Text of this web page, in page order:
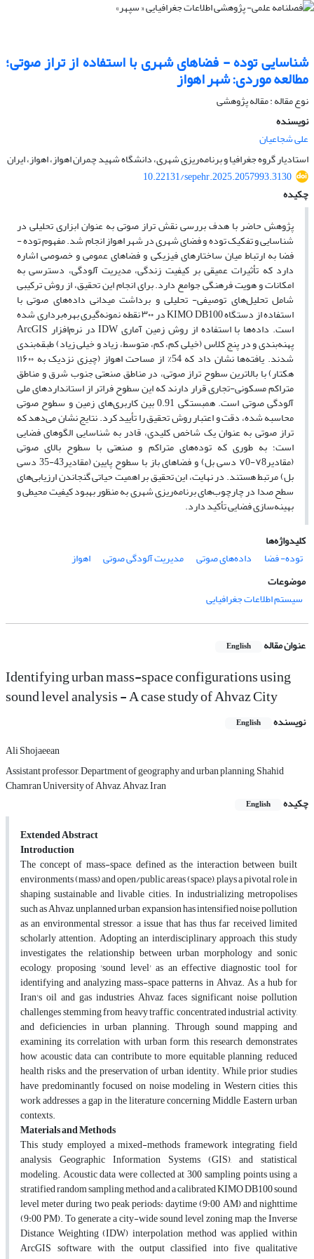
شناسایی توده - فضاهای شهری با استفاده از تراز صوتی؛
مطالعه موردی: شهر اهواز
نوع مقاله : مقاله پژوهشی
نویسنده
علی شجاعیان
استادیار گروه جغرافیا و برنامه‌ریزی شهری‌، دانشگاه شهید چمران اهواز‌، اهواز‌، ‌‌ایران
10.22131/sepehr.2025.2057993.3130
چکیده
پژوهش حاضر با هدف بررسی نقش تراز صوتی به عنوان ابزاری تحلیلی در
شناسایی و تفکیک توده و فضای شهری در شهر اهواز انجام شد. مفهوم توده -
فضا به ارتباط میان ساختارهای فیزیکی و فضاهای عمومی و خصوصی اشاره
دارد که تأثیرات عمیقی بر کیفیت زندگی، مدیریت آلودگی، دسترسی به
امکانات و هویت فرهنگی جوامع دارد. برای انجام این تحقیق، از روش ترکیبی
شامل تحلیل‌های توصیفی- تحلیلی و برداشت میدانی داده‌های صوتی با
استفاده از دستگاهKIMO DB100در۳۰۰نقطه نمونه‌گیری بهره‌برداری شده
است. داده‌ها با استفاده از روش زمین آماریIDWدر نرم‌افزار ArcGIS
پهنه‌بندی و درپنجکلاس (خیلی کم، کم، متوسط، زیاد و خیلی زیاد) طبقه‌بندی
شدند. یافته‌ها نشان داد که 54% از مساحت اهواز (چیزی نزدیک به ۱۱۶۰۰
هکتار) با بالاترین سطوح تراز صوتی، در مناطق صنعتی جنوب شرق و مناطق
متراکم مسکونی-تجاری قرار دارند که این سطوح فراتر از استانداردهای ملی
آلودگی صوتی است. همبستگی 0.91بین کاربری‌های زمین و سطوح صوتی
محاسبه شده، دقت و اعتبار روش تحقیق را تأیید کرد. نتایج نشان می‌دهد که
تراز صوتی به عنوان یک شاخص کلیدی، قادر به شناسایی الگوهای فضایی
است؛ به طوری که توده‌های متراکم و صنعتی با سطوح بالای صوتی
(مقادیر۷8-۷0 دسی بل) و فضاهای باز با سطوح پایین (مقادیر43-35 دسی
بل) مرتبط هستند. در نهایت، این تحقیق بر اهمیت حیاتی گنجاندن ارزیابی‌های
سطح صدا در چارچوب‌های برنامه‌ریزی شهری به منظور بهبود کیفیت محیطی و
بهینه‌سازی فضایی تأکید دارد.
کلیدواژه‌ها
توده- فضا
داده‌های صوتی مدیریت آلودگی صوتی
اهواز
موضوعات
سیستم اطلاعات جغرافیایی
عنوان مقاله English
Identifying urban mass-space configurations using
sound level analysis - A case study of Ahvaz City
نویسنده English
Ali Shojaeean
Assistant professor, Department of geography and urban planning, Shahid
Chamran University of Ahvaz, Ahvaz, Iran
چکیده
English
Extended Abstract
Introduction
The concept of mass-space, defined as the interaction between built
environments (mass) and open/public areas (space), plays a pivotal role in
shaping sustainable and livable cities. In industrializing metropolises
such as Ahvaz, unplanned urban expansion has intensified noise pollution
as an environmental stressor, a issue that has thus far received limited
scholarly attention. Adopting an interdisciplinary approach, this study
investigates the relationship between urban morphology and sonic
ecology, proposing 'sound level' as an effective diagnostic tool for
identifying and analyzing mass-space patterns in Ahvaz. As a hub for
Iran's oil and gas industries, Ahvaz faces significant noise pollution
challenges stemming from heavy traffic, concentrated industrial activity,
and deficiencies in urban planning. Through sound mapping and
examining its correlation with urban form, this research demonstrates
how acoustic data can contribute to more equitable planning, reduced
health risks, and the preservation of urban identity. While prior studies
have predominantly focused on noise modeling in Western cities, this
work addresses a gap in the literature concerning Middle Eastern urban
contexts.
Materials and Methods
This study employed a mixed-methods framework integrating field
analysis, Geographic Information Systems (GIS), and statistical
modeling. Acoustic data were collected at 300 sampling points using a
stratified random sampling method and a calibrated KIMO DB100 sound
level meter during two peak periods: daytime (9:00 AM) and nighttime
(9:00 PM). To generate a city-wide sound level zoning map, the Inverse
Distance Weighting (IDW) interpolation method was applied within
ArcGIS software, with the output classified into five qualitative